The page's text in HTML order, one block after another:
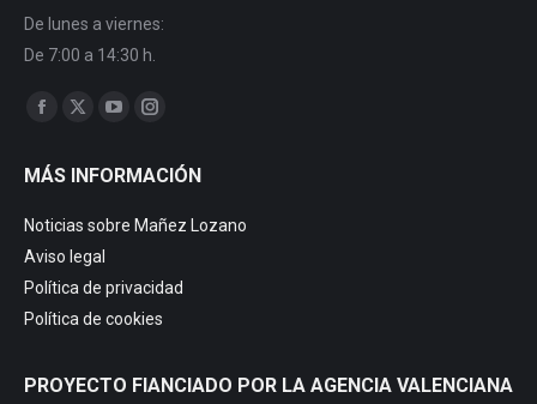
De lunes a viernes:
De 7:00 a 14:30 h.
Find us on:
Facebook
opens
in
new
window
X
opens
new
window
YouTube
opens
window
Instagram
opens
in
window
MÁS INFORMACIÓN
Noticias sobre Mañez Lozano
Aviso legal
Política de privacidad
Política de cookies
PROYECTO FIANCIADO POR LA AGENCIA VALENCIANA